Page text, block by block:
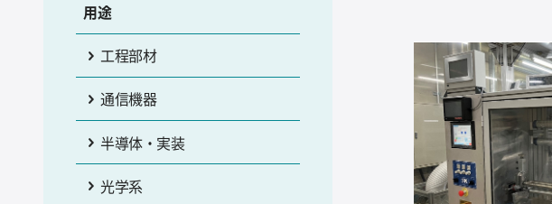
用途
工程部材
通信機器
半導体・実装
光学系